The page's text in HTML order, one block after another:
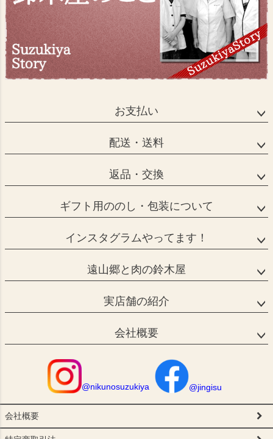
お支払い
配送・送料
返品・交換
ギフト用ののし・包装について
インスタグラムやってます！
遠山郷と肉の鈴木屋
実店舗の紹介
会社概要
会社概要
@nikunosuzukiya @jingisu